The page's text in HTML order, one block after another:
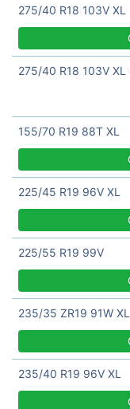
275/40 R18 103V XL
275/40 R18 103V XL
155/70 R19 88T XL
225/45 R19 96V XL
225/55 R19 99V
235/35 ZR19 91W XL
235/40 R19 96V XL